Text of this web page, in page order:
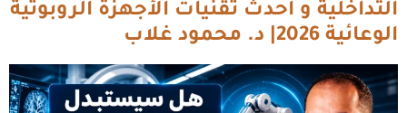
التداخلية و أحدث تقنيات الأجهزة الروبوتية
الوعائية 2026| د. محمود غلاب